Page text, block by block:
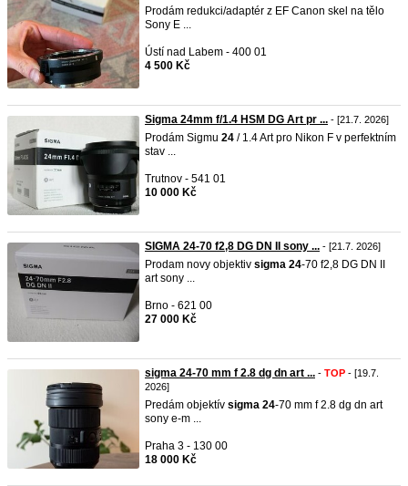
Prodám redukci/adaptér z EF Canon skel na tělo
Sony E ...
Ústí nad Labem - 400 01
4 500 Kč
Sigma 24mm f/1.4 HSM DG Art pr ... - [21.7. 2026]
Prodám Sigmu 24 / 1.4 Art pro Nikon F v perfektním
stav ...
Trutnov - 541 01
10 000 Kč
SIGMA 24-70 f2,8 DG DN II sony ... - [21.7. 2026]
Prodam novy objektiv sigma 24-70 f2,8 DG DN II
art sony ...
Brno - 621 00
27 000 Kč
sigma 24-70 mm f 2.8 dg dn art ... - TOP - [19.7.
2026]
Predám objektív sigma 24-70 mm f 2.8 dg dn art
sony e-m ...
Praha 3 - 130 00
18 000 Kč